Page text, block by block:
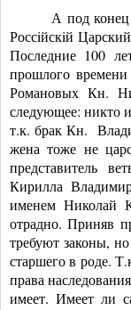
А под
Россiйскiй
Последние 100
прошлого
Романовых Кн.
следующее: никто
т.к. брак Кн.
жена тоже не
представитель
Кирилла
именем Николай
отрадно. Приняв
требуют законы,
старшего в роде.
права
имеет. Имеет ли